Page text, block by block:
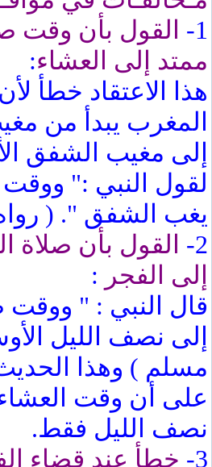
1-
القول بأن وقت
ممتد إلى العشاء:
هذا الاعتقاد خطأ
المغرب يبدأ من
إلى مغيب الشفق
لقول النبي :"
يغب الشفق ". (
2-
القول بأن صلاة
إلى الفجر :
قال النبي : " ووقت
إلى نصف الليل
مسلم ) وهذا
على أن وقت العشاء
نصف الليل فقط.
3-
خطأ عند قضاء